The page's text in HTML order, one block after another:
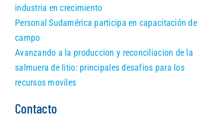
industria en crecimiento
Personal Sudamérica participa en capacitación de
campo
Avanzando a la produccion y reconciliacion de la
salmuera de litio: principales desafios para los
recursos moviles
Contacto